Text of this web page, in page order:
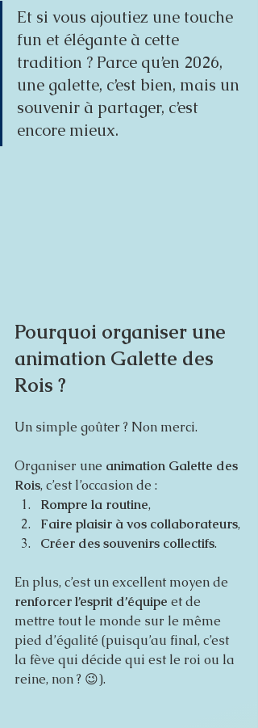
Et si vous ajoutiez une touche
fun et élégante à cette
tradition ? Parce qu’en 2026,
une galette, c’est bien, mais un
souvenir à partager, c’est
encore mieux.
Pourquoi organiser une
animation Galette des
Rois ?
Un simple goûter ? Non merci.
Organiser une animation Galette des
Rois, c’est l’occasion de :
Rompre la routine,
Faire plaisir à vos collaborateurs,
Créer des souvenirs collectifs.
En plus, c’est un excellent moyen de
renforcer l’esprit d’équipe et de
mettre tout le monde sur le même
pied d’égalité (puisqu’au final, c’est
la fève qui décide qui est le roi ou la
reine, non ? 😉).